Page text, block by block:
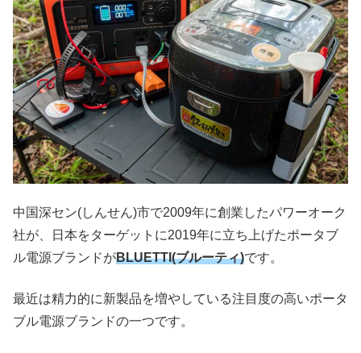
中国深セン(しんせん)市で2009年に創業したパワーオーク
社が、日本をターゲットに2019年に立ち上げたポータブ
ル電源ブランドがBLUETTI(ブルーティ)です。
最近は精力的に新製品を増やしている注目度の高いポータ
ブル電源ブランドの一つです。